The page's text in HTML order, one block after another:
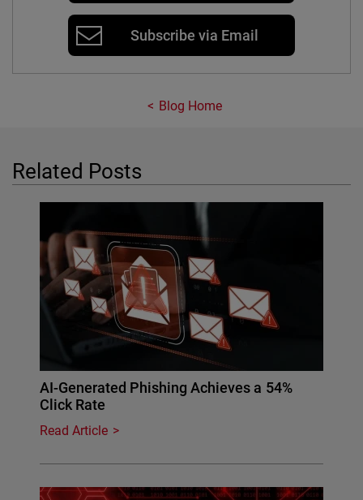
Subscribe via Email
Blog Home
Related Posts
AI-Generated Phishing Achieves a 54%
Click Rate
Read Article